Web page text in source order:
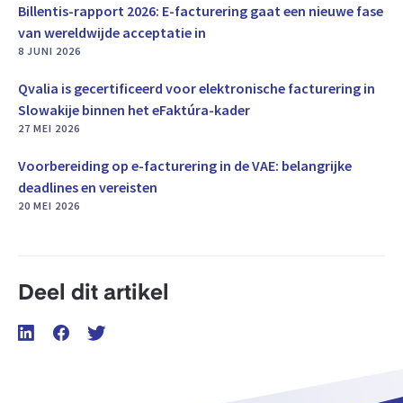
Billentis-rapport 2026: E-facturering gaat een nieuwe fase
van wereldwijde acceptatie in
8 JUNI 2026
Qvalia is gecertificeerd voor elektronische facturering in
Slowakije binnen het eFaktúra-kader
27 MEI 2026
Voorbereiding op e-facturering in de VAE: belangrijke
deadlines en vereisten
20 MEI 2026
Deel dit artikel